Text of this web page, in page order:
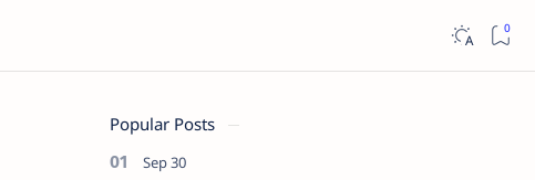
Popular Posts